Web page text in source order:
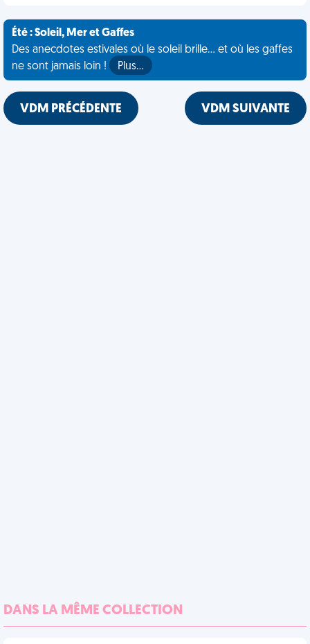
Été : Soleil, Mer et Gaffes
Des anecdotes estivales où le soleil brille... et où les gaffes
ne sont jamais loin !
Plus…
VDM PRÉCÉDENTE VDM SUIVANTE
DANS LA MÊME COLLECTION